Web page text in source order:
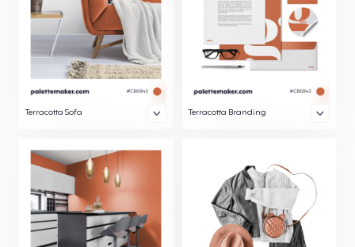
Terracotta Sofa Terracotta Branding